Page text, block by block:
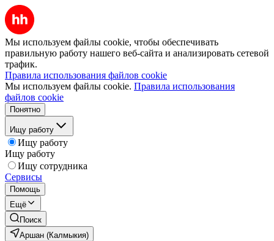
Мы используем файлы cookie, чтобы обеспечивать
правильную работу нашего веб-сайта и анализировать сетевой
трафик.
Правила использования файлов cookie
Мы используем файлы cookie. Правила использования
файлов cookie
Понятно
Ищу работу
Ищу работу
Ищу работу
Ищу сотрудника
Сервисы
Помощь
Ещё
Поиск
Аршан (Калмыкия)